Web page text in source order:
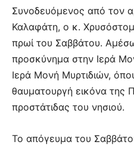
Συνοδευόμενος από τον
Καλαφάτη, ο κ.
πρωί του Σαββάτου.
προσκύνημα στην Ιερά
Ιερά Μονή Μυρτιδιών,
θαυματουργή εικόνα της
προστάτιδας του νησιού.
Το απόγευμα του